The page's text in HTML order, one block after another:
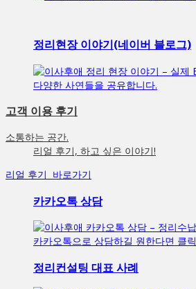
정리현장 이야기(네이버 블로그)
다양한 사연들을 공유합니다.
고객 이용 후기
소통하는 공간.
리얼 후기, 하고 싶은 이야기!
리얼 후기 바로가기
카카오톡 상담
카카오톡으로 상담하길 원한다면 클
정리컨설팅 대표 사례